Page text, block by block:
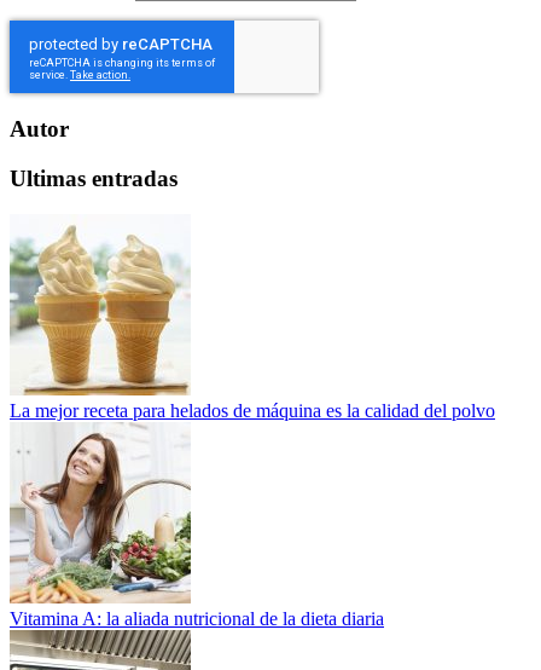
Autor
Ultimas entradas
La mejor receta para helados de máquina es la calidad del polvo
Vitamina A: la aliada nutricional de la dieta diaria